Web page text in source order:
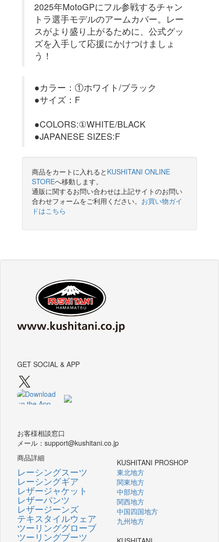
2025年MotoGPにフル参戦するチャン
トラ選手モデルのアームカバー。レー
スがより盛り上がるために、公式グッ
ズを入手して応援にかけつけましょ
う！
●カラー：①ホワイト/ブラック
●サイズ：F
●COLORS:①WHITE/BLACK
●JAPANESE SIZES:F
商品をカートに入れると KUSHITANI ONLINE
STOREへ移動します。
通販に関するお問い合わせは上記サイトのお問い
合わせフォームをご利用ください。 お買い物ガイ
ドはこちら
GET SOCIAL & APP
お客様相談窓口
メール：support@kushitani.co.jp
商品詳細
レーシングスーツ
レーシングギア
レザージャケット
レザーパンツ
レザージーンズ
テキスタイルウェア
ツーリンググローブ
ツーリングブーツ
KUSHITANI PROSHOP
東北地方
関東地方
中部地方
関西地方
中国四国地方
九州地方